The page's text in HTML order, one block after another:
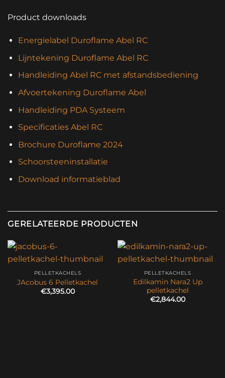
Product downloads
Energielabel Duroflame Abel RC
Lijntekening Duroflame Abel RC
Handleiding Abel RC met afstandsbediening
Afvoertekening Duroflame Abel
Handleiding PDA Systeem
Specificaties Abel RC
Brochure Duroflame 2024
Schoorsteeninstallatie
Download informatieblad
GERELATEERDE PRODUCTEN
PELLETKACHELS
JAcobus 6 Pelletkachel
€3,395.00
PELLETKACHELS
Edilkamin Nara2 Up
pelletkachel
€2,844.00